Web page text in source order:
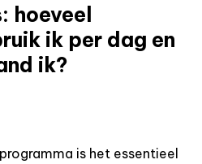
hoeveel
ik per dag en
ik?
is het essentieel